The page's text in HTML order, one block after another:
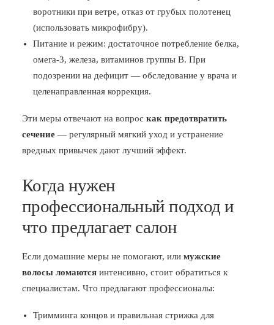
воротники при ветре, отказ от грубых полотенец
(использовать микрофибру).
Питание и режим: достаточное потребление белка,
омега-3, железа, витаминов группы B. При
подозрении на дефицит — обследование у врача и
целенаправленная коррекция.
Эти меры отвечают на вопрос как предотвратить
сечение — регулярный мягкий уход и устранение
вредных привычек дают лучший эффект.
Когда нужен
профессиональный подход и
что предлагает салон
Если домашние меры не помогают, или мужские
волосы ломаются интенсивно, стоит обратиться к
специалистам. Что предлагают профессионалы:
Тримминга концов и правильная стрижка для